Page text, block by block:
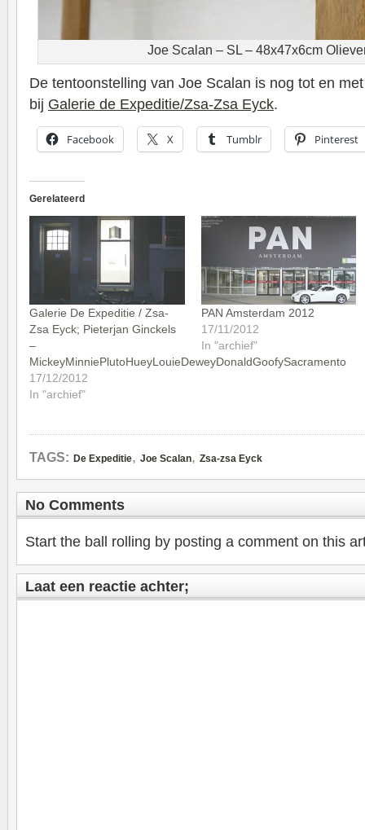
Joe Scalan – SL – 48x47x6cm
De tentoonstelling van Joe Scalan is nog tot en
bij Galerie de Expeditie/Zsa-Zsa Eyck.
Facebook X Tumblr Pinterest
Gerelateerd
Galerie De Expeditie / Zsa-
Zsa Eyck; Pieterjan Ginckels
–
MickeyMinniePlutoHueyLouieDeweyDonaldGoofySacramento
17/12/2012
In "archief"
PAN Amsterdam 2012
17/11/2012
In "archief"
TAGS: De Expeditie, Joe Scalan, Zsa-zsa Eyck
No Comments
Start the ball rolling by posting a comment on this
Laat een reactie achter;